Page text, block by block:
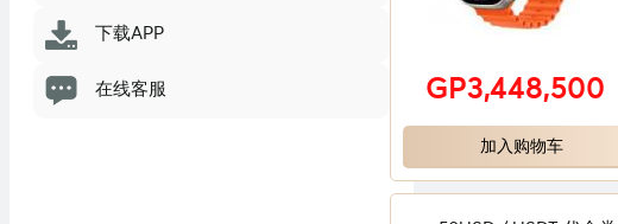
下载APP
在线客服 GP3,448,500
加入购物车